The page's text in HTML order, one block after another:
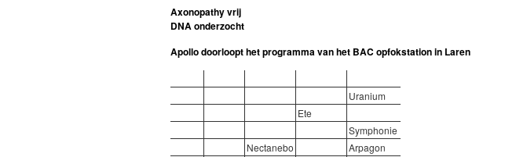
Axonopathy vrij
DNA onderzocht
Apollo doorloopt het programma van het BAC opfokstation in Laren
Uranium
Ete
Symphonie
Nectanebo
Arpagon